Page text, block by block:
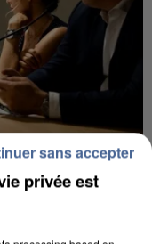
UN ÉLAN
privée est
sans accepter